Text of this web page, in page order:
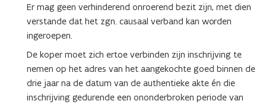
Er mag geen verhinderend onroerend bezit zijn, met dien
verstande dat het zgn. causaal verband kan worden
ingeroepen.
De koper moet zich ertoe verbinden zijn inschrijving te
nemen op het adres van het aangekochte goed binnen de
drie jaar na de datum van de authentieke akte én die
inschrijving gedurende een ononderbroken periode van